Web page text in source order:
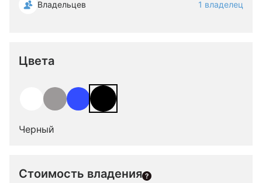
Владельцев 1 владелец
Цвета
Черный
Стоимость владения